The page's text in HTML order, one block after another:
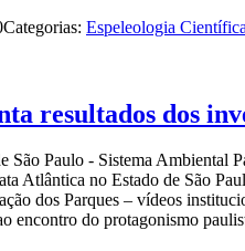
Categorias: Espeleologia Científica
resultados dos
São Paulo - Sistema Ambiental
Atlântica no Estado de São
dos Parques – vídeos
encontro do protagonismo